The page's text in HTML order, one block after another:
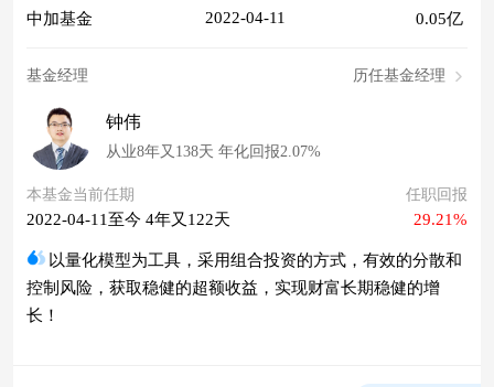
中加基金 2022-04-11 0.05亿
基金经理 历任基金经理
钟伟
从业8年又138天 年化回报2.07%
本基金当前任期
2022-04-11至今 4年又122天
任职回报
29.21%
以量化模型为工具，采用组合投资的方式，有效的分散和
控制风险，获取稳健的超额收益，实现财富长期稳健的增
长！